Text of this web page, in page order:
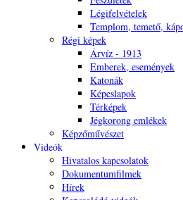
Légifelvételek
Templom, temető,
Régi képek
Árvíz - 1913
Emberek, események
Katonák
Képeslapok
Térképek
Jégkorong emlékek
Képzőművészet
Videók
Hivatalos kapcsolatok
Dokumentumfilmek
Hírek